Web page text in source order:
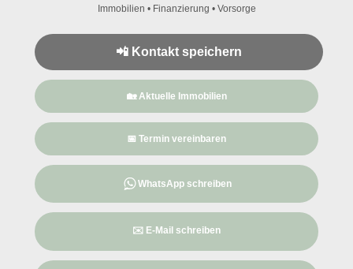
Immobilien • Finanzierung • Vorsorge
📲 Kontakt speichern
🏡 Aktuelle Immobilien
📅 Termin vereinbaren
WhatsApp schreiben
✉️ E-Mail schreiben